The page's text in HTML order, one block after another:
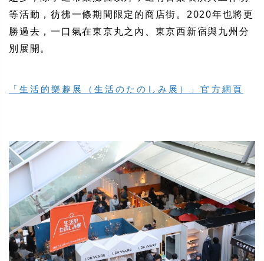
等活動，彷彿一條期間限定的商店街。2020年也將更
勝過去，一口氣在東京丸之內、東京西新宿與九州分
別展開。
「生活的樂趣展（生活のたのしみ展）」官方網頁